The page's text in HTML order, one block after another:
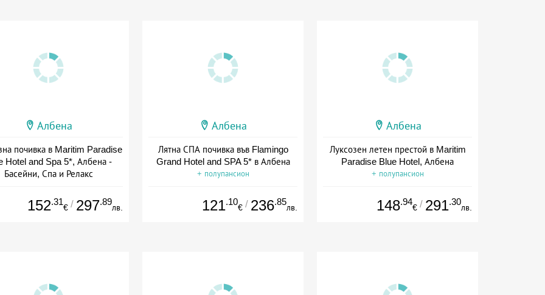
Албена
почивка в Maritim Paradise
Hotel and Spa 5*, Албена -
Басейни, Спа и Релакс
152.31
€ / 297.89
лв.
Албена
Лятна СПА почивка във Flamingo
Grand Hotel and SPA 5* в Албена
+ полупансион
121.10
€ / 236.85
лв.
Албена
Луксозен летен престой в Maritim
Paradise Blue Hotel, Албена
+ полупансион
148.94
€ / 291.30
лв.